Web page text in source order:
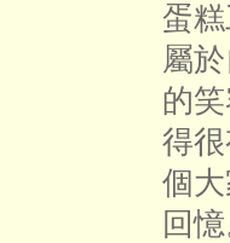
蛋
屬
的
得
個
回憶